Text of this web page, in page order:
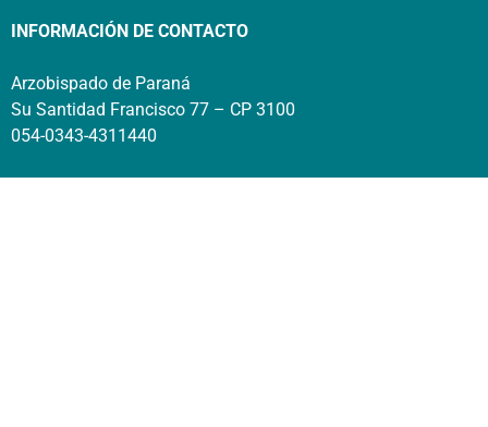
INFORMACIÓN DE CONTACTO
Arzobispado de Paraná
Su Santidad Francisco 77 – CP 3100
054-0343-4311440